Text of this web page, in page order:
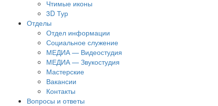
Чтимые иконы
3D Тур
Отделы
Отдел информации
Социальное служение
МЕДИА — Видеостудия
МЕДИА — Звукостудия
Мастерские
Вакансии
Контакты
Вопросы и ответы